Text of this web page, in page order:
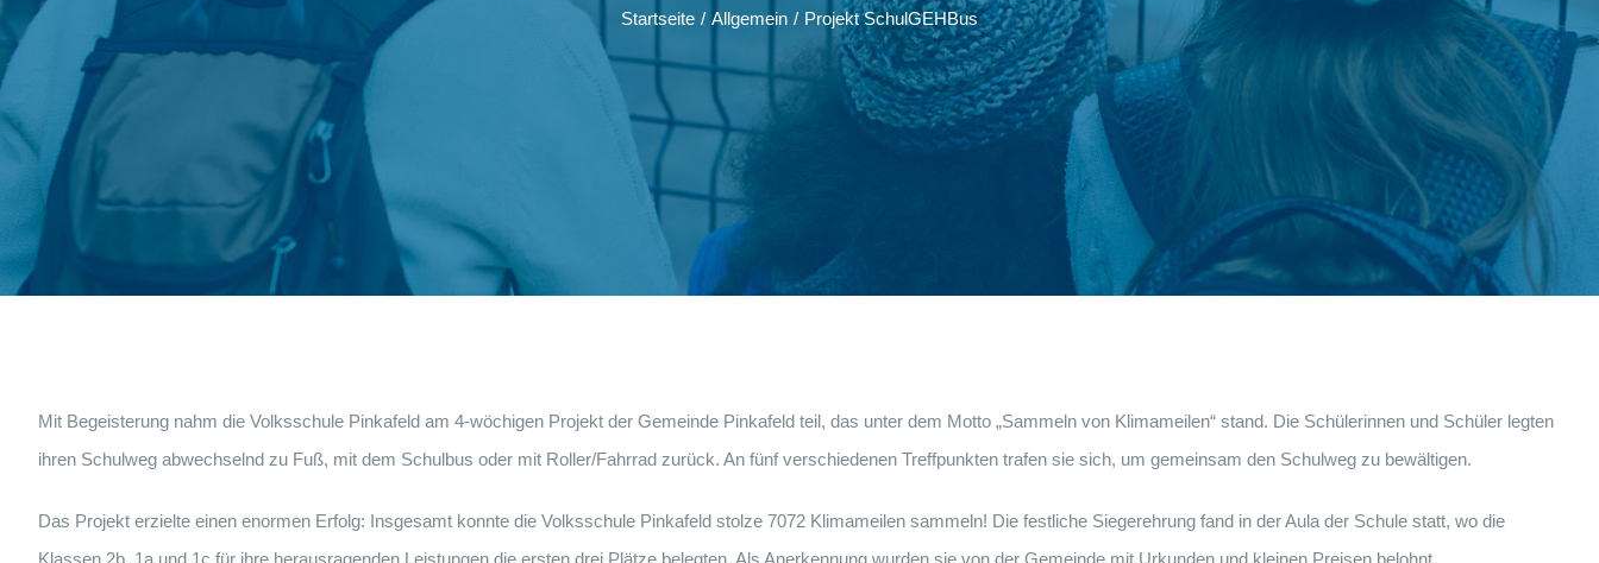
Startseite / Allgemein / Projekt SchulGEHBus
Mit Begeisterung nahm die Volksschule Pinkafeld am 4-wöchigen Projekt der Gemeinde Pinkafeld teil, das unter dem Motto „Sammeln von Klimameilen“ stand. Die Schülerinnen und Schüler legten
ihren Schulweg abwechselnd zu Fuß, mit dem Schulbus oder mit Roller/Fahrrad zurück. An fünf verschiedenen Treffpunkten trafen sie sich, um gemeinsam den Schulweg zu bewältigen.
Das Projekt erzielte einen enormen Erfolg: Insgesamt konnte die Volksschule Pinkafeld stolze 7072 Klimameilen sammeln! Die festliche Siegerehrung fand in der Aula der Schule statt, wo die
Klassen 2b, 1a und 1c für ihre herausragenden Leistungen die ersten drei Plätze belegten. Als Anerkennung wurden sie von der Gemeinde mit Urkunden und kleinen Preisen belohnt.